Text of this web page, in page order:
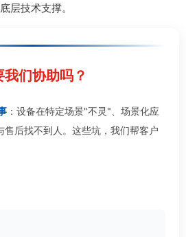
层技术支撑。
我们协助吗？
：设备在特定场景"不灵"、场景化应
售后找不到人。这些坑，我们帮客户